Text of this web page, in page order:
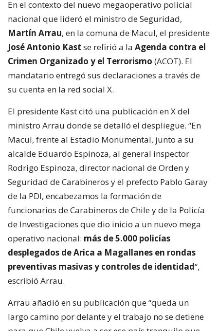
En el contexto del nuevo megaoperativo policial
nacional que lideró el ministro de Seguridad,
Martín Arrau, en la comuna de Macul, el presidente
José Antonio Kast se refirió a la Agenda contra el
Crimen Organizado y el Terrorismo (ACOT). El
mandatario entregó sus declaraciones a través de
su cuenta en la red social X.
El presidente Kast citó una publicación en X del
ministro Arrau donde se detalló el despliegue. “En
Macul, frente al Estadio Monumental, junto a su
alcalde Eduardo Espinoza, al general inspector
Rodrigo Espinoza, director nacional de Orden y
Seguridad de Carabineros y el prefecto Pablo Garay
de la PDI, encabezamos la formación de
funcionarios de Carabineros de Chile y de la Policía
de Investigaciones que dio inicio a un nuevo mega
operativo nacional: más de 5.000 policías
desplegados de Arica a Magallanes en rondas
preventivas masivas y controles de identidad“,
escribió Arrau.
Arrau añadió en su publicación que “queda un
largo camino por delante y el trabajo no se detiene